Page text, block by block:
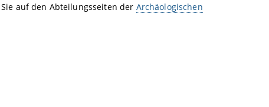
auf den Abteilungsseiten der Archäologischen